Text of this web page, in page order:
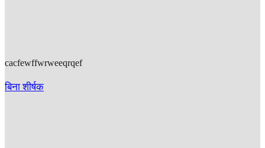
cacfewffwrweeqrqef
बिना शीर्षक